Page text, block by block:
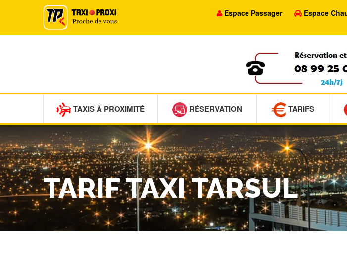
Espace Passager Espace
TAXIS À PROXIMITÉ RÉSERVATION TARIFS
TARIF TAXI TARSUL